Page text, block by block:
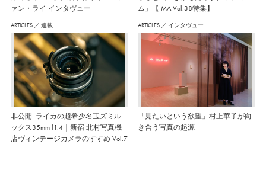
ァン・ライ インタヴュー
ム」【IMA Vol.38特集】
ARTICLES ／ 連載
非公開: ライカの超希少名玉ズミル
ックス35mm f1.4｜新宿 北村写真機
店ヴィンテージカメラのすすめ Vol.7
ARTICLES ／ インタヴュー
「見たいという欲望」村上華子が向
き合う写真の起源